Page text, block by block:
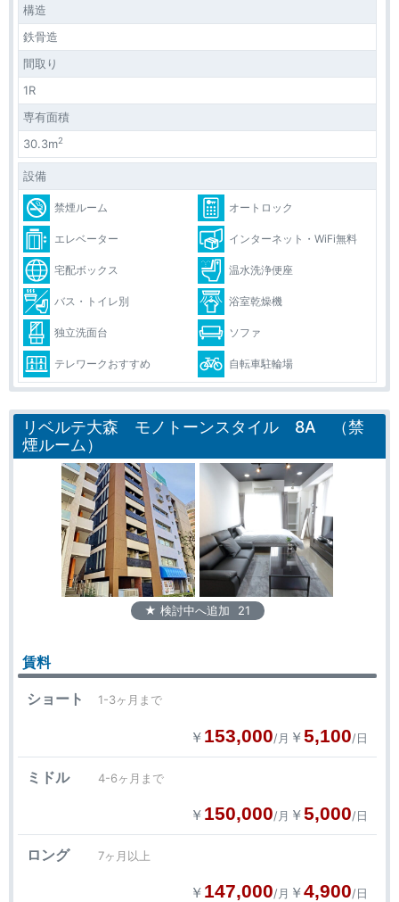
構造
鉄骨造
間取り
1R
専有面積
30.3m2
設備
禁煙ルーム オートロック
エレベーター インターネット・WiFi無料
宅配ボックス 温水洗浄便座
バス・トイレ別 浴室乾燥機
独立洗面台 ソファ
テレワークおすすめ 自転車駐輪場
リベルテ大森 モノトーンスタイル 8A （禁
煙ルーム）
★ 検討中へ追加 21
賃料
ショート 1-3ヶ月まで
￥ 153,000/月 ￥5,100/日
ミドル 4-6ヶ月まで
￥ 150,000/月 ￥5,000/日
ロング 7ヶ月以上
￥ 147,000/月 ￥4,900/日